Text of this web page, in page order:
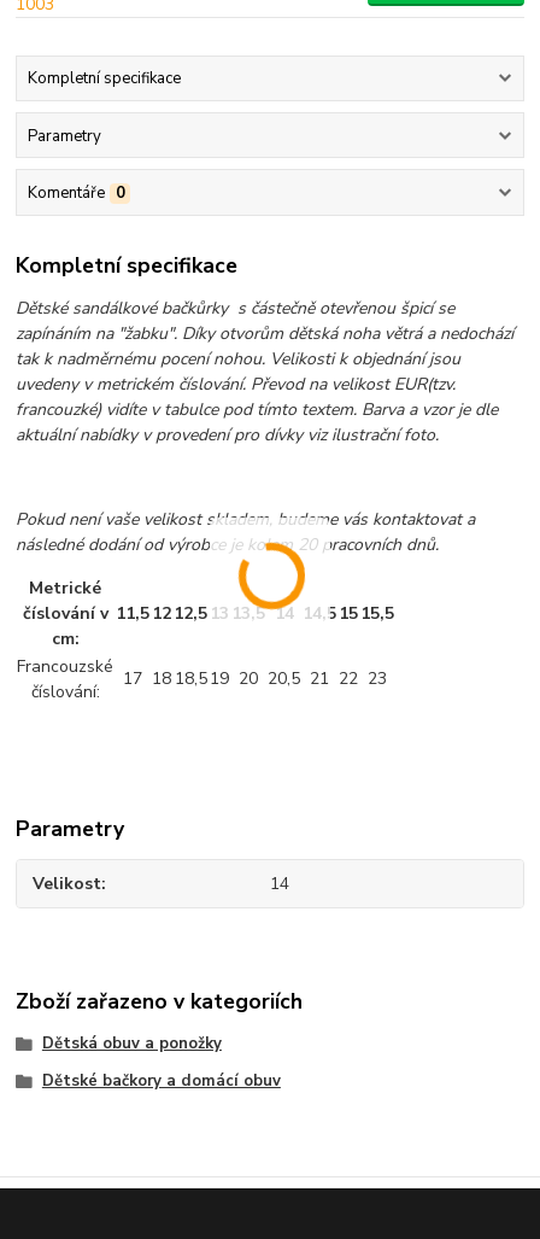
Kompletní specifikace
Parametry
Komentáře 0
Kompletní specifikace
Dětské sandálkové bačkůrky s částečně otevřenou špicí se
zapínáním na "žabku". Díky otvorům dětská noha větrá a nedochází
tak k nadměrnému pocení nohou. Velikosti k objednání jsou
uvedeny v metrickém číslování. Převod na velikost EUR(tzv.
francouzké) vidíte v tabulce pod tímto textem. Barva a vzor je dle
aktuální nabídky v provedení pro dívky viz ilustrační foto.
Pokud není vaše velikost skladem, budeme vás kontaktovat a
následné dodání od výrobce je kolem 20 pracovních dnů.
Metrické
číslování v
cm:
11,5 12 12,5 13 13,5 14 14,5 15 15,5
Francouzské
číslování:
17 18 18,519 20 20,5 21 22 23
Parametry
Velikost 14
Zboží zařazeno v kategoriích
Dětská obuv a ponožky
Dětské bačkory a domácí obuv